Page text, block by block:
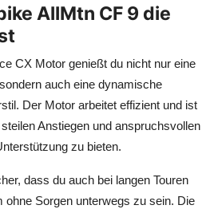
AllMtn CF 9 die
CX Motor genießt du nicht nur eine
auch eine dynamische
Der Motor arbeitet effizient und ist
Anstiegen und anspruchsvollen
zu bieten.
dass du auch bei langen Touren
ohne Sorgen unterwegs zu sein. Die